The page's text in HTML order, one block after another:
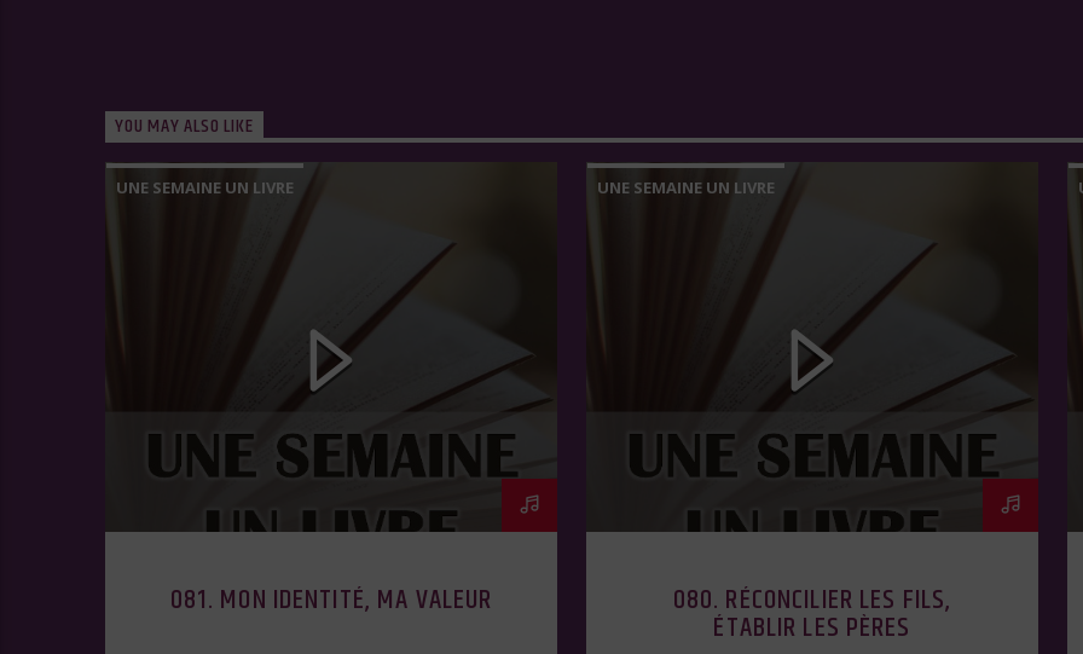
YOU MAY ALSO LIKE
UNE SEMAINE UN LIVRE
081. MON IDENTITÉ, MA VALEUR
UNE SEMAINE UN LIVRE
080. RÉCONCILIER LES FILS,
ÉTABLIR LES PÈRES